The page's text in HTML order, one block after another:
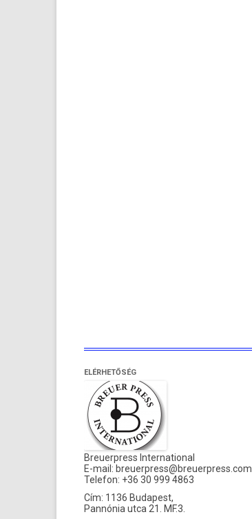
ELÉRHETŐSÉG
Breuerpress International
E-mail: breuerpress@breuerpress.com
Telefon: +36 30 999 4863
Cím: 1136 Budapest,
Pannónia utca 21. MF.3.